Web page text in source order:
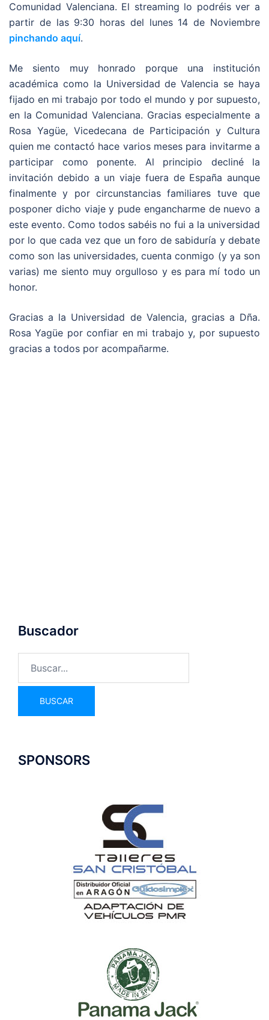
Comunidad Valenciana. El streaming lo podréis ver a
partir de las 9:30 horas del lunes 14 de Noviembre
pinchando aquí.
Me siento muy honrado porque una institución
académica como la Universidad de Valencia se haya
fijado en mi trabajo por todo el mundo y por supuesto,
en la Comunidad Valenciana. Gracias especialmente a
Rosa Yagüe, Vicedecana de Participación y Cultura
quien me contactó hace varios meses para invitarme a
participar como ponente. Al principio decliné la
invitación debido a un viaje fuera de España aunque
finalmente y por circunstancias familiares tuve que
posponer dicho viaje y pude engancharme de nuevo a
este evento. Como todos sabéis no fui a la universidad
por lo que cada vez que un foro de sabiduría y debate
como son las universidades, cuenta conmigo (y ya son
varias) me siento muy orgulloso y es para mí todo un
honor.
Gracias a la Universidad de Valencia, gracias a Dña.
Rosa Yagüe por confiar en mi trabajo y, por supuesto
gracias a todos por acompañarme.
Buscador
SPONSORS